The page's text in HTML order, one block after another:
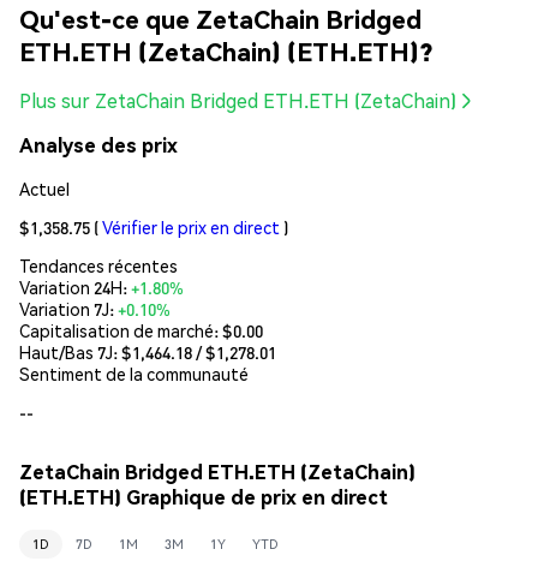
Qu'est-ce que ZetaChain Bridged
ETH.ETH (ZetaChain) (ETH.ETH)?
Plus sur ZetaChain Bridged ETH.ETH (ZetaChain)
Analyse des prix
Actuel
$1,358.75 (Vérifier le prix en direct )
Tendances récentes
Variation 24H:+1.80%
Variation 7J:+0.10%
Capitalisation de marché:$0.00
Haut/Bas 7J: $1,464.18/ $1,278.01
Sentiment de la communauté
--
ZetaChain Bridged ETH.ETH (ZetaChain)
(ETH.ETH) Graphique de prix en direct
1D 7D 1M 3M 1Y YTD